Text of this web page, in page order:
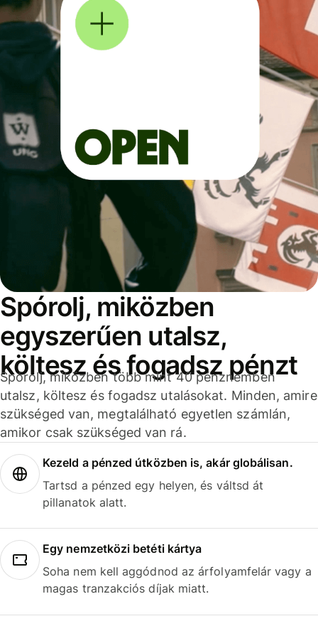
Spórolj, miközben
egyszerűen utalsz,
költesz és fogadsz pénzt
Spórolj, miközben több mint 40 pénznemben
utalsz, költesz és fogadsz utalásokat. Minden, amire
szükséged van, megtalálható egyetlen számlán,
amikor csak szükséged van rá.
Kezeld a pénzed útközben is, akár globálisan.
Tartsd a pénzed egy helyen, és váltsd át
pillanatok alatt.
Egy nemzetközi betéti kártya
Soha nem kell aggódnod az árfolyamfelár vagy a
magas tranzakciós díjak miatt.